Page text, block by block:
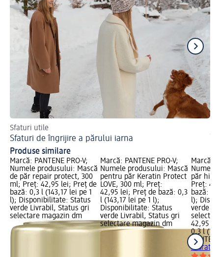
Sfaturi utile
Sfaturi de îngrijire a părului iarna
Produse similare
Marcă: PANTENE PRO-V;
Numele produsului: Mască
de păr repair protect, 300
ml; Preț: 42,95 lei; Preț de
bază: 0,3 l (143,17 lei pe 1
l); Disponibilitate: Status
verde Livrabil, Status gri
selectare magazin dm
Marcă: PANTENE PRO-V;
Numele produsului: Mască
pentru păr Keratin Protect
LOVE, 300 ml; Preț:
42,95 lei; Preț de bază: 0,3
l (143,17 lei pe 1 l);
Disponibilitate: Status
verde Livrabil, Status gri
selectare magazin dm
Marcă:
Numele
păr
Preț:
bază:
l);
verde
42,95 lei
0,3 l